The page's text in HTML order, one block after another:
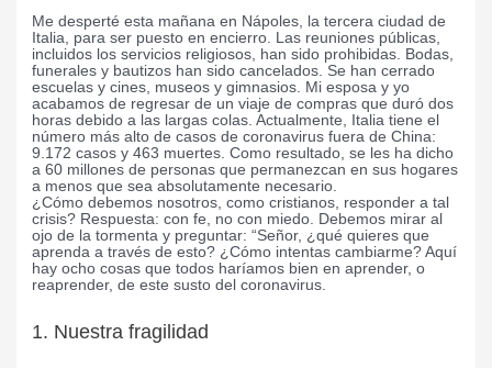
Me desperté esta mañana en Nápoles, la tercera ciudad de
Italia, para ser puesto en encierro. Las reuniones públicas,
incluidos los servicios religiosos, han sido prohibidas. Bodas,
funerales y bautizos han sido cancelados. Se han cerrado
escuelas y cines, museos y gimnasios. Mi esposa y yo
acabamos de regresar de un viaje de compras que duró dos
horas debido a las largas colas. Actualmente, Italia tiene el
número más alto de casos de coronavirus fuera de China:
9.172 casos y 463 muertes. Como resultado, se les ha dicho
a 60 millones de personas que permanezcan en sus hogares
a menos que sea absolutamente necesario.
¿Cómo debemos nosotros, como cristianos, responder a tal
crisis? Respuesta: con fe, no con miedo. Debemos mirar al
ojo de la tormenta y preguntar: “Señor, ¿qué quieres que
aprenda a través de esto? ¿Cómo intentas cambiarme? Aquí
hay ocho cosas que todos haríamos bien en aprender, o
reaprender, de este susto del coronavirus.
1. Nuestra fragilidad